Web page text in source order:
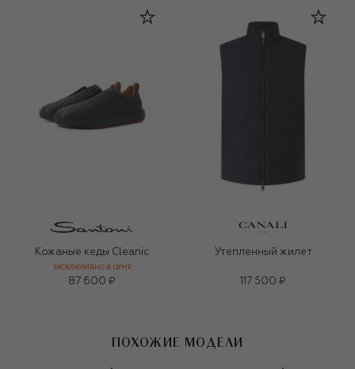
Кожаные кеды Cleanic
ЭКСКЛЮЗИВНО В ЦУМЕ
87 600 ₽
Утепленный жилет
117 500 ₽
ПОХОЖИЕ МОДЕЛИ